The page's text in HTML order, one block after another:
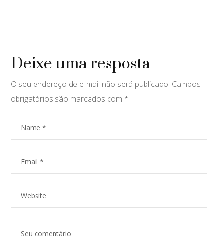
Deixe uma resposta
O seu endereço de e-mail não será publicado. Campos
obrigatórios são marcados com *